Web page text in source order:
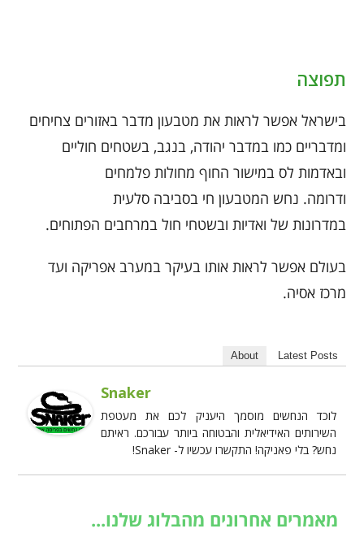
תפוצה
בישראל אפשר לראות את מטבעון מדבר באזורים צחיחים
ומדבריים כמו במדבר יהודה, בנגב, בשטחים חוליים
ובאדמות לס במישור החוף מחולות פלמחים
ודרומה. נחש המטבעון חי בסביבה סלעית
במדרונות של ואדיות ובשטחי חול במרחבים הפתוחים.
בעולם אפשר לראות אותו בעיקר במערב אפריקה ועד
מרכז אסיה.
About Latest Posts
Snaker
לוכד הנחשים מוסמך היעניק לכם את מעטפת
השירותים האידיאלית והבטוחה ביותר עבורכם. ראיתם
נחש? בלי פאניקה! התקשרו עכשיו ל- Snaker!
מאמרים אחרונים מהבלוג שלנו...